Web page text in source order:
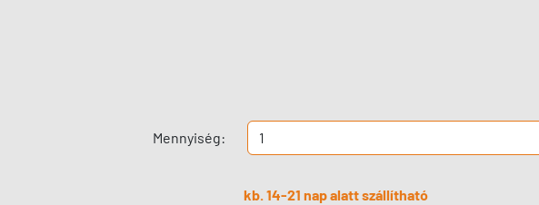
Mennyiség:
kb. 14-21 nap alatt szállítható